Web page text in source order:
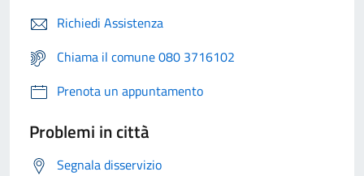
Richiedi Assistenza
Chiama il comune 080 3716102
Prenota un appuntamento
Problemi in città
Segnala disservizio